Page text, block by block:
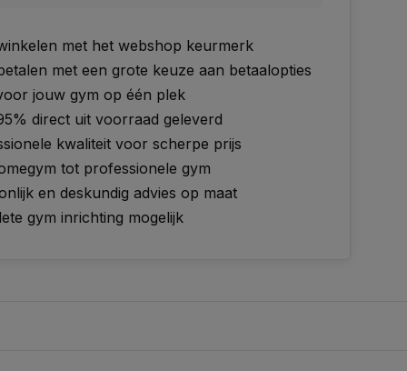
met het webshop keurmerk
met een grote keuze aan betaalopties
jouw gym op één plek
direct uit voorraad geleverd
kwaliteit voor scherpe prijs
tot professionele gym
en deskundig advies op maat
gym inrichting mogelijk